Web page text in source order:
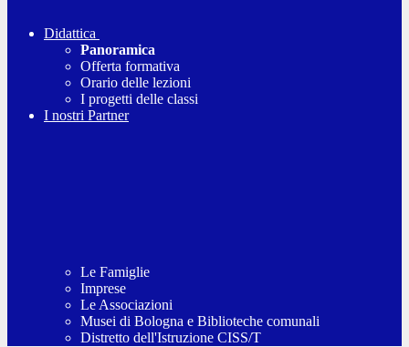
Didattica
Panoramica
Offerta formativa
Orario delle lezioni
I progetti delle classi
I nostri Partner
Le Famiglie
Imprese
Le Associazioni
Musei di Bologna e Biblioteche comunali
Distretto dell'Istruzione CISS/T